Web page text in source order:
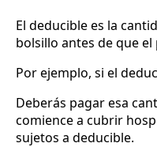
El deducible es la
bolsillo antes de que
Por ejemplo, si el
Deberás pagar esa
comience a cubrir
sujetos a deducible.